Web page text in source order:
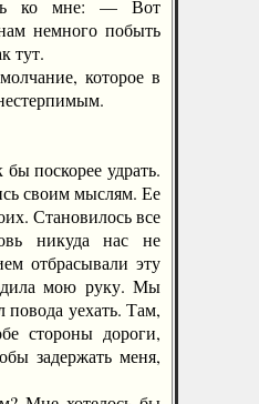
ко мне: — Вот
немного побыть
тут.
которое в
поскорее удрать.
своим мыслям. Ее
Становилось все
никуда нас не
отбрасывали эту
мою руку. Мы
повода уехать. Там,
стороны дороги,
задержать меня,